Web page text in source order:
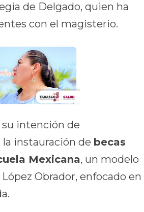
de Delgado, quien ha
con el magisterio.
su intención de
instauración de becas
Mexicana, un modelo
Obrador, enfocado en